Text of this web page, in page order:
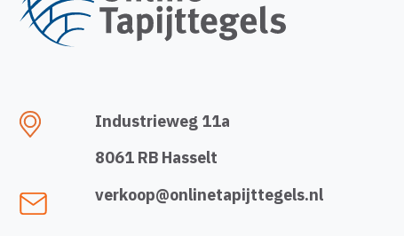
Industrieweg 11a
8061 RB Hasselt
verkoop@onlinetapijttegels.nl